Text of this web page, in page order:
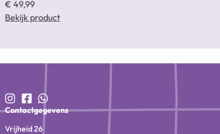
€ 49,99
Bekijk product
Contactgegevens
Vrijheid 26